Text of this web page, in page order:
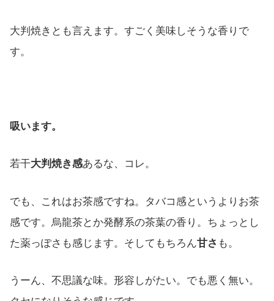
大判焼きとも言えます。すごく美味しそうな香りで
す。
吸います。
若干大判焼き感あるな、コレ。
でも、これはお茶感ですね。タバコ感というよりお茶
感です。烏龍茶とか発酵系の茶葉の香り。ちょっとし
た薬っぽさも感じます。そしてもちろん甘さ も。
うーん、不思議な味。形容しがたい。でも悪く無い。